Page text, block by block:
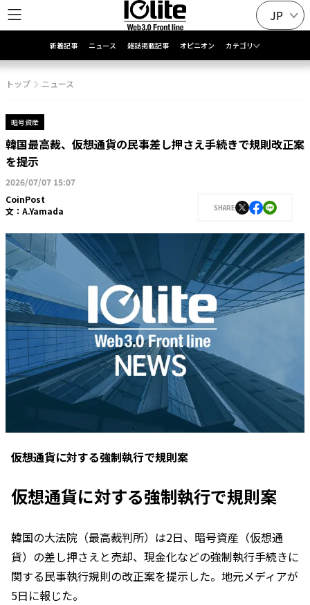
JP
新着記事 ニュース 雑誌掲載記事 オピニオン カテゴリ
トップ ニュース
暗号資産
韓国最高裁、仮想通貨の民事差し押さえ手続きで規則改正案
を提示
2026/07/07 15:07
CoinPost
文： A.Yamada SHARE
仮想通貨に対する強制執行で規則案
仮想通貨に対する強制執行で規則案
韓国の大法院（最高裁判所）は2日、暗号資産（仮想通
貨）の差し押さえと売却、現金化などの強制執行手続きに
関する民事執行規則の改正案を提示した。地元メディアが
5日に報じた。